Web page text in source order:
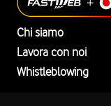
Chi siamo
Lavora con noi
Whistleblowing